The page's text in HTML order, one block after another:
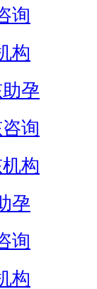
询
构
孕
询
构
孕
询
构